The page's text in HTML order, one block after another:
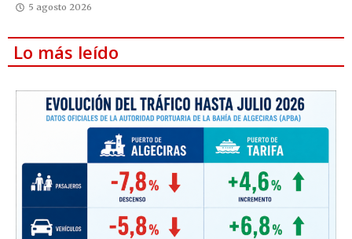
5 agosto 2026
Lo más leído